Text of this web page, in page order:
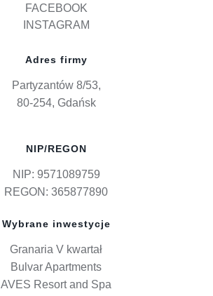
FACEBOOK
INSTAGRAM
Adres firmy
Partyzantów 8/53,
80-254, Gdańsk
NIP/REGON
NIP: 9571089759
REGON: 365877890
Wybrane inwestycje
Granaria V kwartał
Bulvar Apartments
AVES Resort and Spa